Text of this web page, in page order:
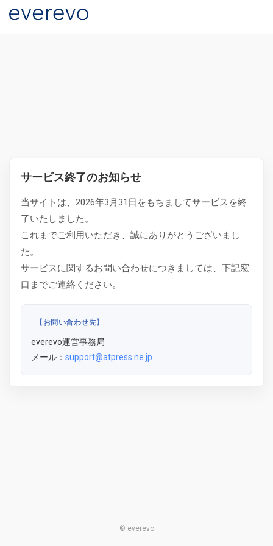
サービス終了のお知らせ
当サイトは、2026年3月31日をもちましてサービスを終
了いたしました。
これまでご利用いただき、誠にありがとうございまし
た。
サービスに関するお問い合わせにつきましては、下記窓
口までご連絡ください。
【お問い合わせ先】
everevo運営事務局
メール： support@atpress.ne.jp
© everevo